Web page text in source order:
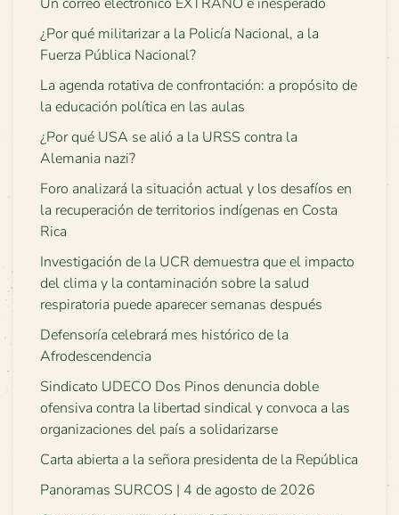
¿Por qué militarizar a la Policía Nacional, a la
Fuerza Pública Nacional?
La agenda rotativa de confrontación: a propósito de
la educación política en las aulas
¿Por qué USA se alió a la URSS contra la
Alemania nazi?
Foro analizará la situación actual y los desafíos en
la recuperación de territorios indígenas en Costa
Rica
Investigación de la UCR demuestra que el impacto
del clima y la contaminación sobre la salud
respiratoria puede aparecer semanas después
Defensoría celebrará mes histórico de la
Afrodescendencia
Sindicato UDECO Dos Pinos denuncia doble
ofensiva contra la libertad sindical y convoca a las
organizaciones del país a solidarizarse
Carta abierta a la señora presidenta de la República
Panoramas SURCOS | 4 de agosto de 2026